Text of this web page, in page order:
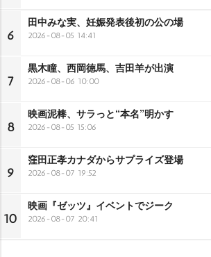
6
田中みな実、妊娠発表後初の公の場
2026-08-05 14:41
7
黒木瞳、西岡徳馬、吉田羊が出演
2026-08-06 10:00
8
映画泥棒、サラっと“本名”明かす
2026-08-05 15:06
9
窪田正孝カナダからサプライズ登場
2026-08-07 19:52
10
映画『ゼッツ』イベントでジーク
2026-08-07 20:41